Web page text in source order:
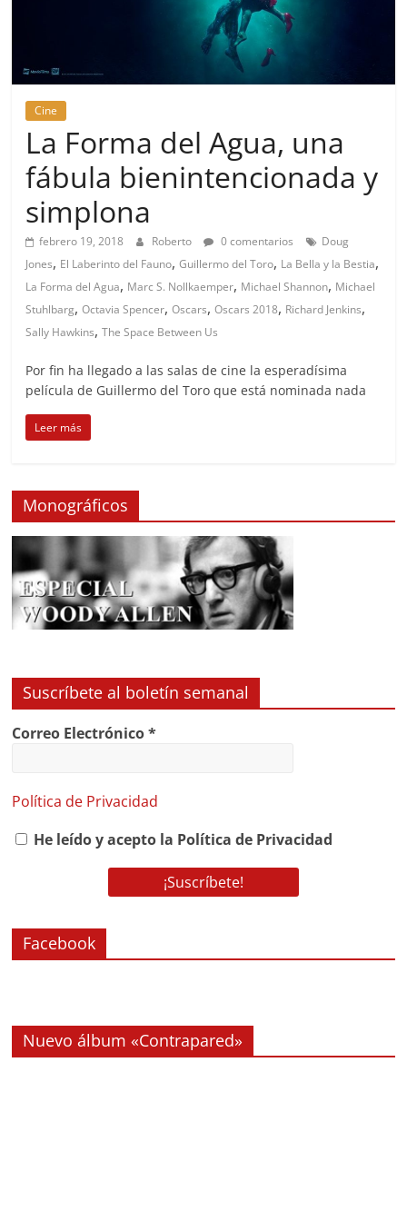
Cine
La Forma del Agua, una
fábula bienintencionada y
simplona
febrero 19, 2018 Roberto 0 comentarios
Doug
Jones, El Laberinto del Fauno,Guillermo del Toro, La Bella y la Bestia,
La Forma del Agua, Marc S. Nollkaemper, Michael Shannon, Michael
Stuhlbarg,Octavia Spencer,Oscars,Oscars 2018, Richard Jenkins,
Sally Hawkins,The Space Between Us
Por fin ha llegado a las salas de cine la esperadísima
película de Guillermo del Toro que está nominada nada
Leer más
Monográficos
Suscríbete al boletín semanal
Correo Electrónico*
Política de Privacidad
He leído y acepto la Política de Privacidad
Facebook
Nuevo álbum «Contrapared»